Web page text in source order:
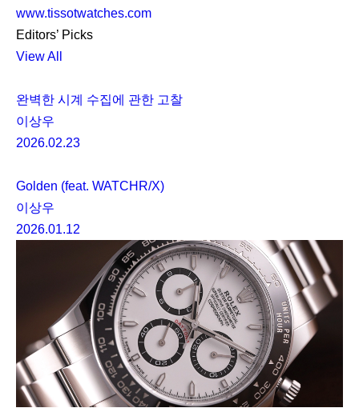
www.tissotwatches.com
Editors’ Picks
View All
완벽한 시계 수집에 관한 고찰
이상우
2026.02.23
Golden (feat. WATCHR/X)
이상우
2026.01.12